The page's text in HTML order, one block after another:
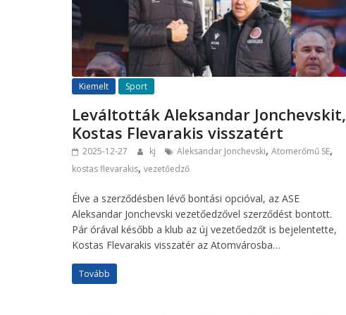
Kiemelt Sport
Leváltották Aleksandar Jonchevskit,
Kostas Flevarakis visszatért
2025-12-27 kj Aleksandar Jonchevski, Atomerőmű SE,
kostas flevarakis, vezetőedző
Élve a szerződésben lévő bontási opcióval, az ASE
Aleksandar Jonchevski vezetőedzővel szerződést bontott.
Pár órával később a klub az új vezetőedzőt is bejelentette,
Kostas Flevarakis visszatér az Atomvárosba…
Tovább